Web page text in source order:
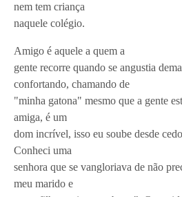
nem tem criança
naquele colégio.
Amigo é aquele a quem a
gente recorre quando se angustia
confortando, chamando de
"minha gatona" mesmo que a gente
amiga, é um
dom incrível, isso eu soube desde
Conheci uma
senhora que se vangloriava de não
meu marido e